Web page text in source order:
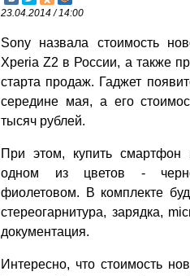
23.04.2014 / 14:00
Sony назвала стоимость
Xperia Z2 в России, а также
старта продаж. Гаджет
середине мая, а его
тысяч рублей.
При этом, купить смартфон
одном из цветов -
фиолетовом. В комплекте
стереогарнитура, зарядка,
документация.
Интересно, что стоимость